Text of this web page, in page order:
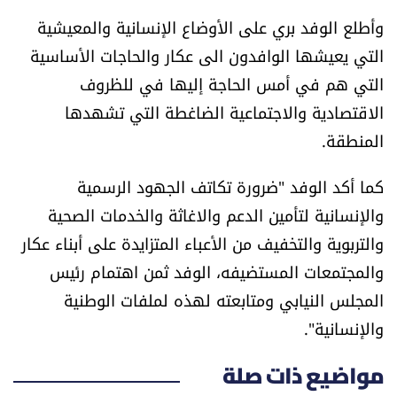
وأطلع الوفد بري على الأوضاع الإنسانية والمعيشية
التي يعيشها الوافدون الى عكار والحاجات الأساسية
التي هم في أمس الحاجة إليها في للظروف
الاقتصادية والاجتماعية الضاغطة التي تشهدها
المنطقة.
كما أكد الوفد "ضرورة تكاتف الجهود الرسمية
والإنسانية لتأمين الدعم والاغاثة والخدمات الصحية
والتربوية والتخفيف من الأعباء المتزايدة على أبناء عكار
والمجتمعات المستضيفه، الوفد ثمن اهتمام رئيس
المجلس النيابي ومتابعته لهذه لملفات الوطنية
والإنسانية".
مواضيع ذات صلة